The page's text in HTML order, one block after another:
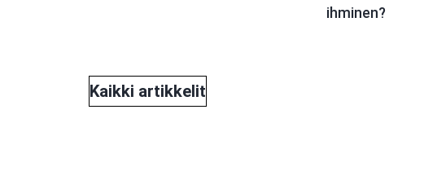
ihminen?
Kaikki artikkelit